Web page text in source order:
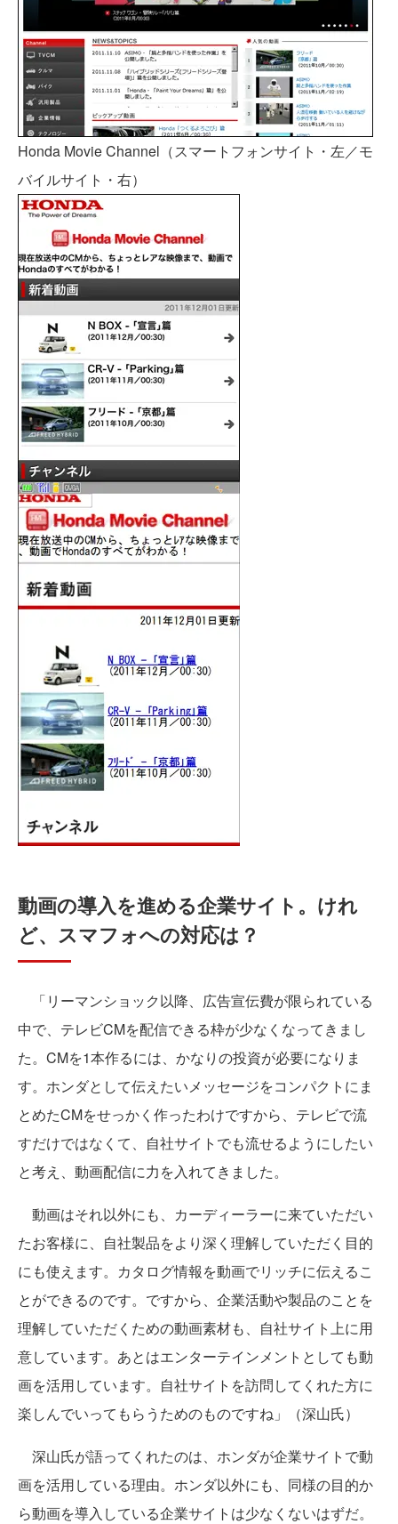
Honda Movie Channel（スマートフォンサイト・左／モ
バイルサイト・右）
動画の導入を進める企業サイト。けれ
ど、スマフォへの対応は？
「リーマンショック以降、広告宣伝費が限られている
中で、テレビCMを配信できる枠が少なくなってきまし
た。CMを1本作るには、かなりの投資が必要になりま
す。ホンダとして伝えたいメッセージをコンパクトにま
とめたCMをせっかく作ったわけですから、テレビで流
すだけではなくて、自社サイトでも流せるようにしたい
と考え、動画配信に力を入れてきました。
動画はそれ以外にも、カーディーラーに来ていただい
たお客様に、自社製品をより深く理解していただく目的
にも使えます。カタログ情報を動画でリッチに伝えるこ
とができるのです。ですから、企業活動や製品のことを
理解していただくための動画素材も、自社サイト上に用
意しています。あとはエンターテインメントとしても動
画を活用しています。自社サイトを訪問してくれた方に
楽しんでいってもらうためのものですね」（深山氏）
深山氏が語ってくれたのは、ホンダが企業サイトで動
画を活用している理由。ホンダ以外にも、同様の目的か
ら動画を導入している企業サイトは少なくないはずだ。